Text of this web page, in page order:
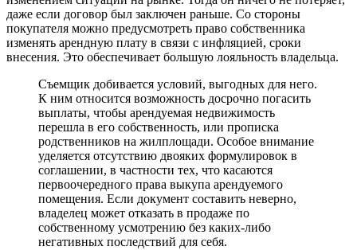
даже если договор был заключен раньше. Со стороны
покупателя можно предусмотреть право собственника
изменять арендную плату в связи с инфляцией, сроки
внесения. Это обеспечивает большую лояльность владельца.
Съемщик добивается условий, выгодных для него.
К ним относится возможность досрочно погасить
выплаты, чтобы арендуемая недвижимость
перешла в его собственность, или прописка
родственников на жилплощади. Особое внимание
уделяется отсутствию двояких формулировок в
соглашении, в частности тех, что касаются
первоочередного права выкупа арендуемого
помещения. Если документ составить неверно,
владелец может отказать в продаже по
собственному усмотрению без каких-либо
негативных последствий для себя.